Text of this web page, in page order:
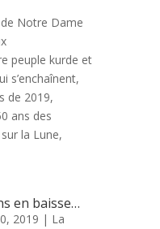
Notre Dame
peuple kurde et
s’enchaînent,
de 2019,
ans des
la Lune,
en baisse…
2019 | La